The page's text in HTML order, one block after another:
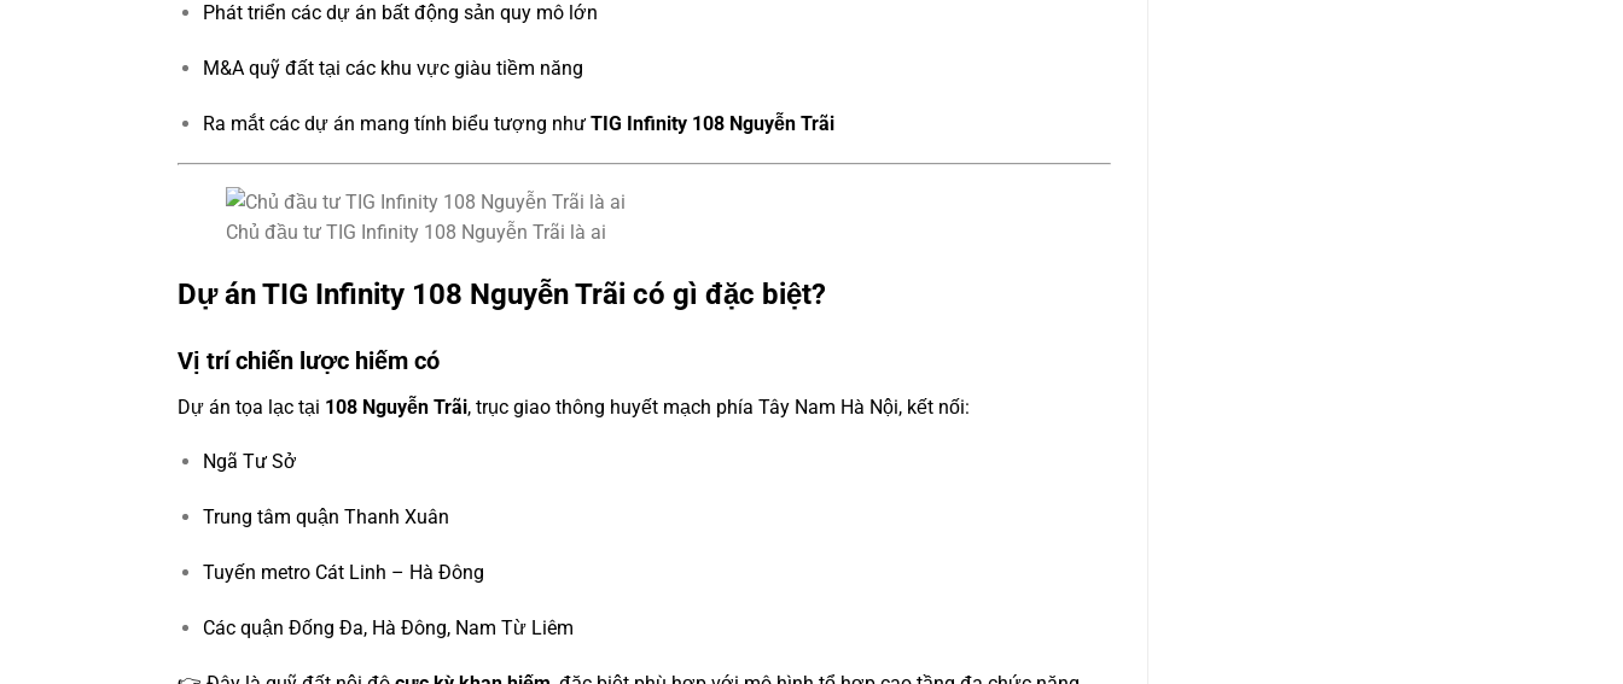
Phát triển các dự án bất động sản quy mô lớn
M&A quỹ đất tại các khu vực giàu tiềm năng
Ra mắt các dự án mang tính biểu tượng như TIG Infinity 108 Nguyễn Trãi
Chủ đầu tư TIG Infinity 108 Nguyễn Trãi là ai
Dự án TIG Infinity 108 Nguyễn Trãi có gì đặc biệt?
Vị trí chiến lược hiếm có
Dự án tọa lạc tại 108 Nguyễn Trãi, trục giao thông huyết mạch phía Tây Nam Hà Nội, kết nối:
Ngã Tư Sở
Trung tâm quận Thanh Xuân
Tuyến metro Cát Linh – Hà Đông
Các quận Đống Đa, Hà Đông, Nam Từ Liêm